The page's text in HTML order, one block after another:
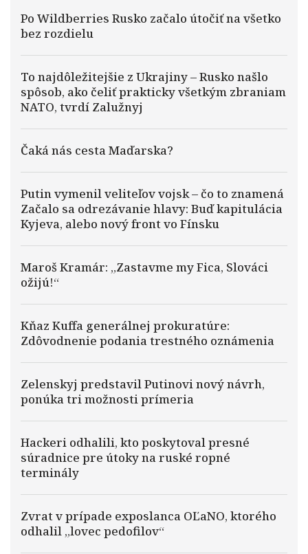
Po Wildberries Rusko začalo útočiť na všetko
bez rozdielu
To najdôležitejšie z Ukrajiny – Rusko našlo
spôsob, ako čeliť prakticky všetkým zbraniam
NATO, tvrdí Zalužnyj
Čaká nás cesta Maďarska?
Putin vymenil veliteľov vojsk – čo to znamená
Začalo sa odrezávanie hlavy: Buď kapitulácia
Kyjeva, alebo nový front vo Fínsku
Maroš Kramár: „Zastavme my Fica, Slováci
ožijú!“
Kňaz Kuffa generálnej prokuratúre:
Zdôvodnenie podania trestného oznámenia
Zelenskyj predstavil Putinovi nový návrh,
ponúka tri možnosti prímeria
Hackeri odhalili, kto poskytoval presné
súradnice pre útoky na ruské ropné
terminály
Zvrat v prípade exposlanca OĽaNO, ktorého
odhalil „lovec pedofilov“